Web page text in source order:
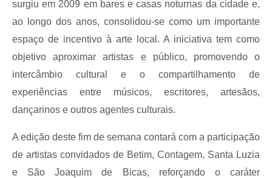
surgiu em 2009 em bares e casas noturnas da cidade e,
ao longo dos anos, consolidou-se como um importante
espaço de incentivo à arte local. A iniciativa tem como
objetivo aproximar artistas e público, promovendo o
intercâmbio cultural e o compartilhamento de
experiências entre músicos, escritores, artesãos,
dançarinos e outros agentes culturais.
A edição deste fim de semana contará com a participação
de artistas convidados de Betim, Contagem, Santa Luzia
e São Joaquim de Bicas, reforçando o caráter